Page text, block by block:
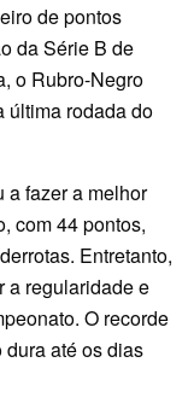
de pontos
da Série B de
o Rubro-Negro
última rodada do
a fazer a melhor
com 44 pontos,
Entretanto,
a regularidade e
O recorde
até os dias